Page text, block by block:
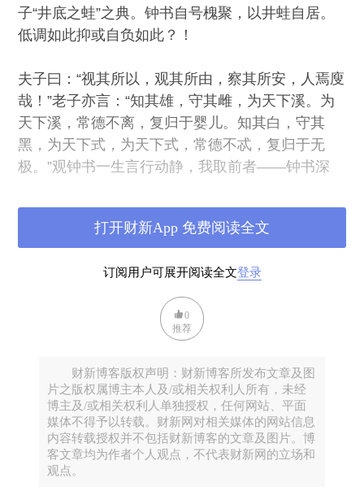
子“井底之蛙”之典。钟书自号槐聚，以井蛙自居。
低调如此抑或自负如此？！
夫子曰：“视其所以，观其所由，察其所安，人焉廋
哉！”老子亦言：“知其雄，守其雌，为天下溪。为
天下溪，常德不离，复归于婴儿。知其白，守其
黑，为天下式，为天下式，常德不忒，复归于无
极。”观钟书一生言行动静，我取前者——钟书深
订阅用户可展开阅读全文登录
打开财新App 免费阅读全文
0
推荐
财新博客版权声明：财新博客所发布文章及图
片之版权属博主本人及/或相关权利人所有，未经
博主及/或相关权利人单独授权，任何网站、平面
媒体不得予以转载。财新网对相关媒体的网站信息
内容转载授权并不包括财新博客的文章及图片。博
客文章均为作者个人观点，不代表财新网的立场和
观点。